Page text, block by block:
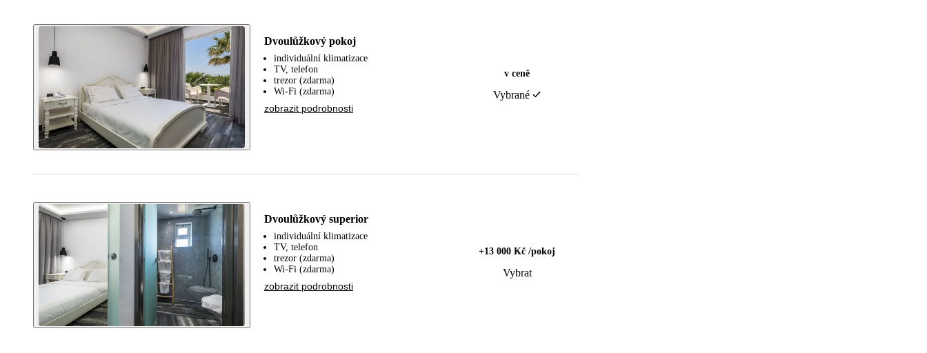
Dvoulůžkový pokoj
individuální klimatizace
TV, telefon
trezor (zdarma)
Wi-Fi (zdarma)
zobrazit podrobnosti
v ceně
Vybrané
Dvoulůžkový superior
individuální klimatizace
TV, telefon
trezor (zdarma)
Wi-Fi (zdarma)
zobrazit podrobnosti
+13 000 Kč /pokoj
Vybrat